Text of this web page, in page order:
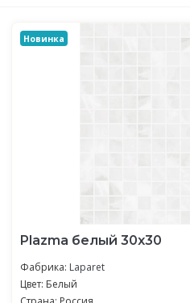
Новинка
Plazma белый 30х30
Фабрика: Laparet
Цвет: Белый